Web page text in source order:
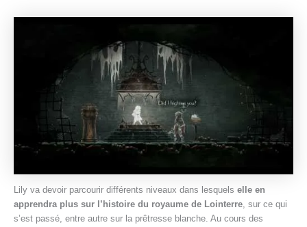
Lily va devoir parcourir différents niveaux dans lesquels elle en
apprendra plus sur l’histoire du royaume de Lointerre, sur ce qui
s’est passé, entre autre sur la prêtresse blanche. Au cours des